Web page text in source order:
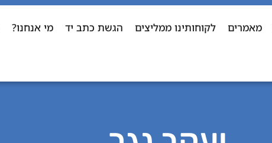
מאמרים לקוחותינו ממליצים הגשת כתב יד מי אנחנו?